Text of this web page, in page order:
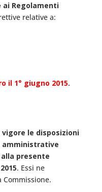
ai Regolamenti
relative a:
il 1° giugno 2015.
vigore le disposizioni
amministrative
presente
. Essi ne